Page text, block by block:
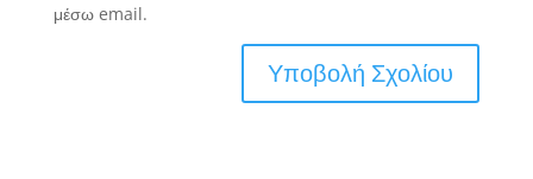
μέσω email.